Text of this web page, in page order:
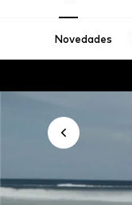
Novedades